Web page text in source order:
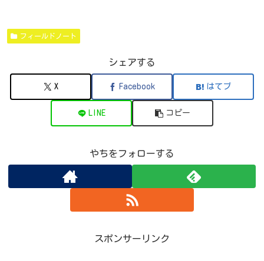
フィールドノート
シェアする
X Facebook はてブ
LINE コピー
やちをフォローする
スポンサーリンク